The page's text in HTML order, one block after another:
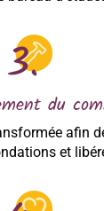
du
afin
et